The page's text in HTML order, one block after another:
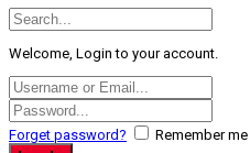
Welcome, Login to your account.
Forget password? Remember me